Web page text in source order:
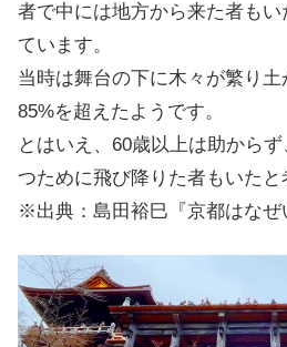
者で中には地方から来た者も
ています。
当時は舞台の下に木々が繁り
85%を超えたようです。
とはいえ、60歳以上は助から
つために飛び降りた者もいたと
※出典：島田裕巳『京都はなぜ